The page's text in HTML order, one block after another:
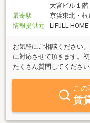
大宮ビル１階
最寄駅
京浜東北・根
情報提供元
LIFULL
お気軽にご相談ください
に対応させて頂きます。
たくさん質問してください
この
賃